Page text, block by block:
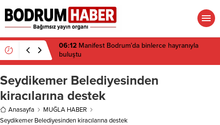
06:12 Manifest Bodrum’da binlerce hayranıyla
buluştu
Seydikemer Belediyesinden
kiracılarına destek
Anasayfa
MUĞLA HABER
Seydikemer Belediyesinden kiracılarına destek